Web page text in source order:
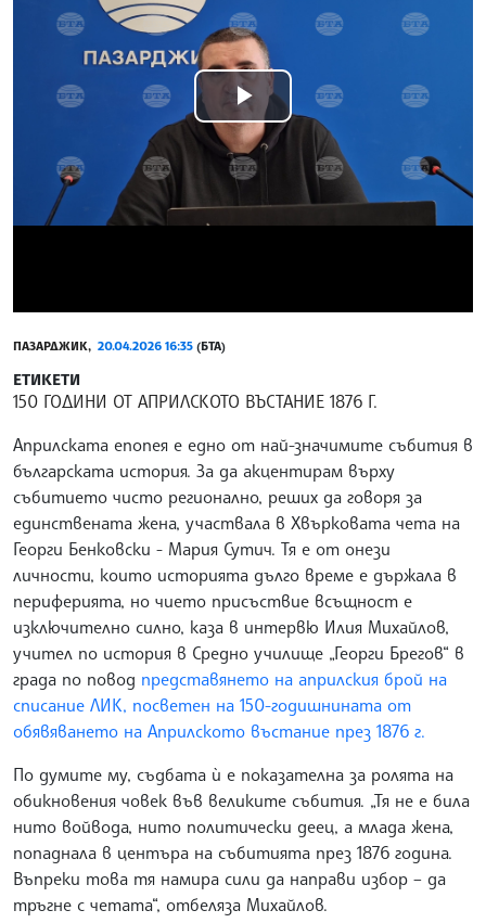
Play
Video
ПАЗАРДЖИК, 20.04.2026 16:35 (БТА)
ЕТИКЕТИ
150 ГОДИНИ ОТ АПРИЛСКОТО ВЪСТАНИЕ 1876 Г.
Априлската епопея е едно от най-значимите събития в
българската история. За да акцентирам върху
събитието чисто регионално, реших да говоря за
единствената жена, участвала в Хвърковата чета на
Георги Бенковски - Мария Сутич. Тя е от онези
личности, които историята дълго време е държала в
периферията, но чието присъствие всъщност е
изключително силно, каза в интервю Илия Михайлов,
учител по история в Средно училище „Георги Брегов“ в
града по повод представянето на априлския брой на
списание ЛИК, посветен на 150-годишнината от
обявяването на Априлското въстание през 1876 г.
По думите му, съдбата ѝ е показателна за ролята на
обикновения човек във великите събития. „Тя не е била
нито войвода, нито политически деец, а млада жена,
попаднала в центъра на събитията през 1876 година.
Въпреки това тя намира сили да направи избор – да
тръгне с четата“, отбеляза Михайлов.